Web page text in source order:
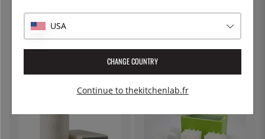
Toile à fromage, toile filtrante -
Kitchen Craft
7 €
Marmite à pâtes avec couvercle
verrouillable, 5 litres - Patina
55 €
USA
CHANGE COUNTRY
Continue to thekitchenlab.fr